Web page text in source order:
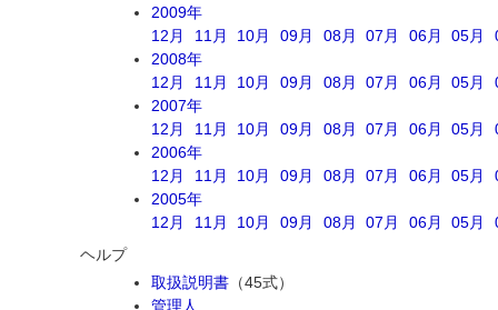
2009年
12月
11月 10月 09月 08月 07月 06月 05月
2008年
12月
11月 10月 09月 08月 07月 06月 05月
2007年
12月
11月 10月 09月 08月 07月 06月 05月
2006年
12月
11月 10月 09月 08月 07月 06月 05月
2005年
12月
11月 10月 09月 08月 07月 06月 05月
ヘルプ
取扱説明書 （45式）
管理人